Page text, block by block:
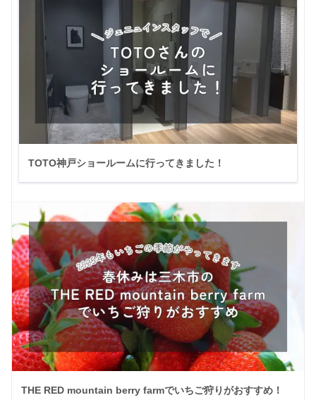
TOTO神戸ショールームに行ってきました！
THE RED mountain berry farmでいちご狩りがおすすめ！